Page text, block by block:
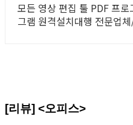
모든 영상 편집 툴 PDF 프
그램 원격설치대행 전문업
[리뷰] <오피스>